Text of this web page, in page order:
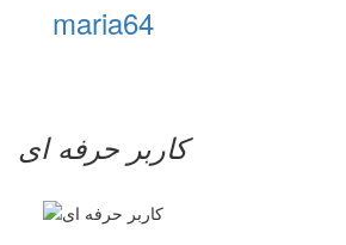
maria64
کاربر حرفه ای